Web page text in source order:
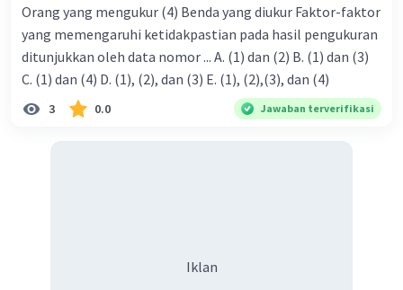
Orang yang mengukur (4) Benda yang diukur Faktor-faktor
yang memengaruhi ketidakpastian pada hasil pengukuran
ditunjukkan oleh data nomor ... A. (1) dan (2) B. (1) dan (3)
C. (1) dan (4) D. (1), (2), dan (3) E. (1), (2),(3), dan (4)
3 0.0 Jawaban terverifikasi
Iklan